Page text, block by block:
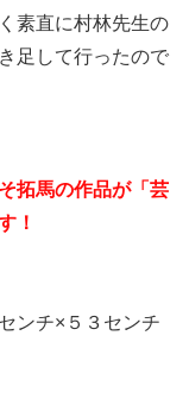
素直に村林先生の
足して行ったので
拓馬の作品が「芸
！
ンチ×５３センチ